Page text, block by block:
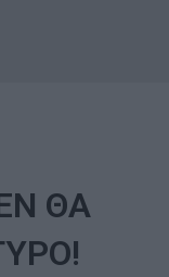
ΘΑ